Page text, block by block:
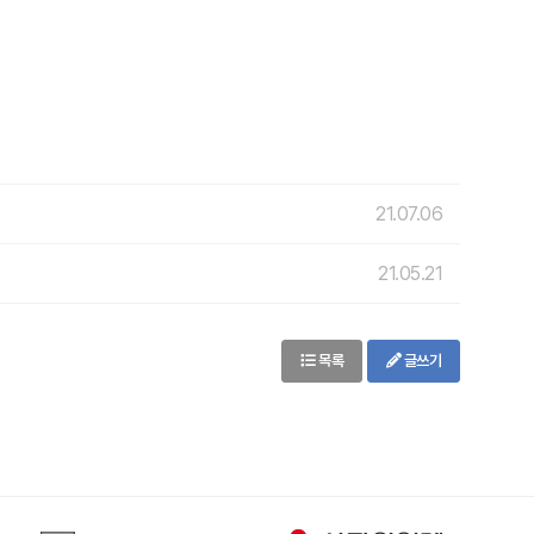
21.07.06
21.05.21
목록 글쓰기